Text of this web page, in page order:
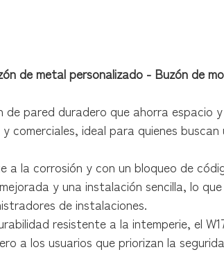
de metal personalizado - Buzón de
de pared duradero que ahorra
comerciales, ideal para quienes
a la corrosión y con un bloqueo de
y una instalación sencilla, lo
de instalaciones.
resistente a la intemperie, el
a los usuarios que priorizan la